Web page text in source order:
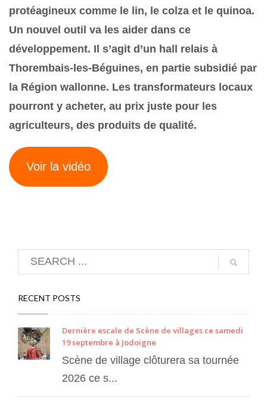
protéagineux comme le lin, le colza et le quinoa.
Un nouvel outil va les aider dans ce
développement. Il s’agit d’un hall relais à
Thorembais-les-Béguines, en partie subsidié par
la Région wallonne. Les transformateurs locaux
pourront y acheter, au prix juste pour les
agriculteurs, des produits de qualité.
Voir la vidéo
RECENT POSTS
Dernière escale de Scène de villages ce samedi
19 septembre à Jodoigne
Scène de village clôturera sa tournée
2026 ce s...